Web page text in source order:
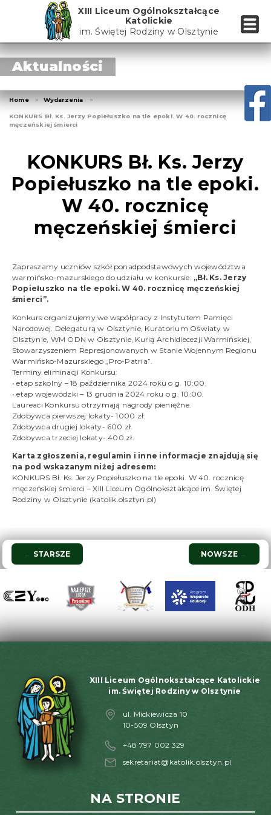
XIII Liceum Ogólnokształcące
Katolickie
im. Świętej Rodziny w Olsztynie
Aktualności
Home Wydarzenia
KONKURS Bł. Ks. Jerzy Popiełuszko na tle epoki. W 40. rocznicę
męczeńskiej śmierci
KONKURS Bł. Ks. Jerzy
Popiełuszko na tle epoki.
W 40. rocznicę
męczeńskiej śmierci
Zapraszamy uczniów szkół ponadpodstawowych województwa
warmińsko-mazurskiego do udziału w konkursie: „Bł. Ks. Jerzy
Popiełuszko na tle epoki. W 40. rocznicę męczeńskiej
śmierci”.
Konkurs organizujemy we współpracy z Instytutem Pamięci
Narodowej. Delegaturą w Olsztynie, Kuratorium Oświaty w
Olsztynie, WM ODN w Olsztynie, Kurią Archidiecezji Warmińskiej,
Stowarzyszeniem Represjonowanych w Stanie Wojennym Regionu
Warmińsko-Mazurskiego „Pro-Patria”.
Terminy eliminacji Konkursu:
• etap szkolny – 18 października 2024 roku o g. 10:00,
• etap wojewódzki – 13 grudnia 2024 roku o g. 10:00.
Laureaci Konkursu otrzymają nagrody pieniężne.
Zdobywca pierwszej lokaty- 1000 zł.
Zdobywca drugiej lokaty- 600 zł.
Zdobywca trzeciej lokaty- 400 zł.
Karta zgłoszenia, regulamin i inne informacje znajdują się
na pod wskazanym niżej adresem:
KONKURS Bł. Ks. Jerzy Popiełuszko na tle epoki. W 40. rocznicę
męczeńskiej śmierci – XIII Liceum Ogólnokształcące im. Świętej
Rodziny w Olsztynie (katolik.olsztyn.pl)
Nawigacja
wpisu
← STARSZE NOWSZE →
XIII Liceum Ogólnokształcące Katolickie
im. Świętej Rodziny w Olsztynie
ul. Mickiewicza 10
10-509 Olsztyn
+48 797 002 329
sekretariat@katolik.olsztyn.pl
NA STRONIE